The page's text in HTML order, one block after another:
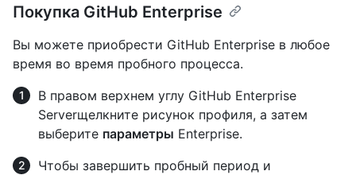
Покупка GitHub Enterprise
Вы можете приобрести GitHub Enterprise в любое
время во время пробного процесса.
В правом верхнем углу GitHub Enterprise
Serverщелкните рисунок профиля, а затем
выберите параметры Enterprise.
Чтобы завершить пробный период и